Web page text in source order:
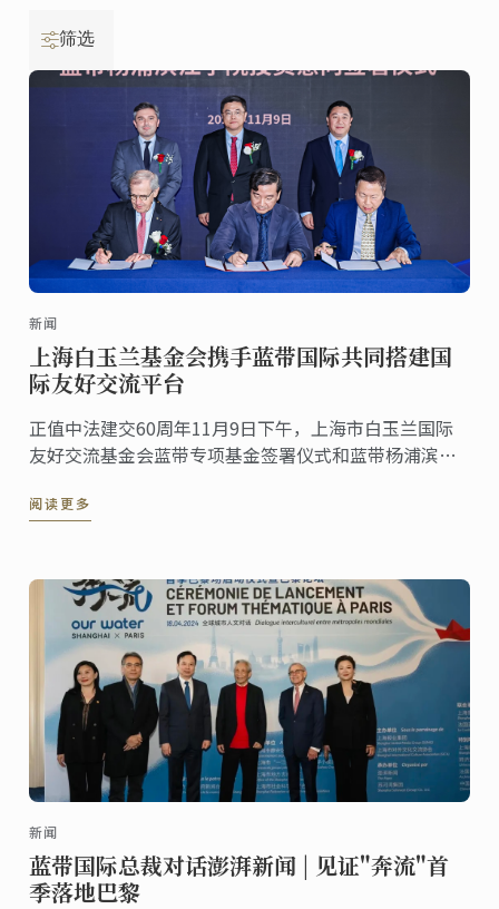
筛选
新闻
上海白玉兰基金会携手蓝带国际共同搭建国
际友好交流平台
正值中法建交60周年11月9日下午，上海市白玉兰国际
友好交流基金会蓝带专项基金签署仪式和蓝带杨浦滨江
中心成功举行。
阅读更多
新闻
蓝带国际总裁对话澎湃新闻 | 见证"奔流"首
季落地巴黎